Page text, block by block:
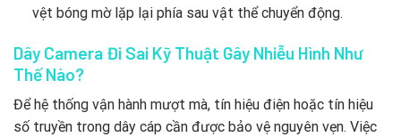
vệt bóng mờ lặp lại phía sau vật thể chuyển động.
Dây Camera Đi Sai Kỹ Thuật Gây Nhiễu Hình Như
Thế Nào?
Để hệ thống vận hành mượt mà, tín hiệu điện hoặc tín hiệu
số truyền trong dây cáp cần được bảo vệ nguyên vẹn. Việc